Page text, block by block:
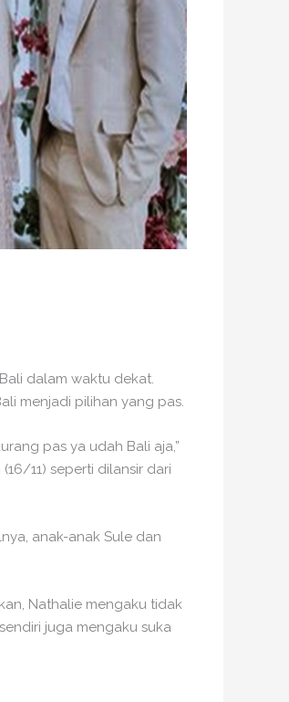
dalam waktu dekat.
menjadi pilihan yang pas.
pas ya udah Bali aja,”
11) seperti dilansir dari
anak-anak Sule dan
Nathalie mengaku tidak
juga mengaku suka